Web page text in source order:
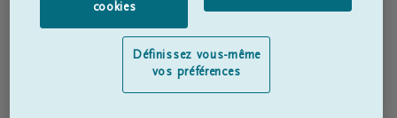
Conditions d'utilisation
Déclaration relative à la vie privée
Déclaration d’accessibilité
cookies
Définissez vous-même
vos préférences